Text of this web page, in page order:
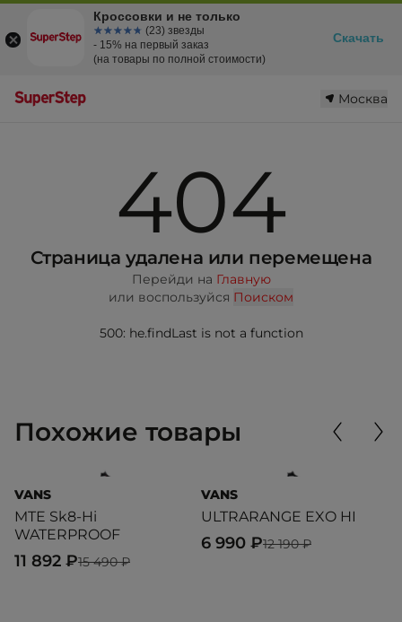
Москва
404
Страница удалена или перемещена
Перейди на Главную
или воспользуйся Поиском
500: he.findLast is not a function
Похожие товары
VANS
MTE Sk8-Hi
WATERPROOF
15 490 ₽
11 892 ₽
VANS
ULTRARANGE EXO HI
12 190 ₽
6 990 ₽
Кроссовки и не только
☆☆☆☆☆
★★★★★ (23) звезды
- 15% на первый заказ
(на товары по полной стоимости)
Скачать